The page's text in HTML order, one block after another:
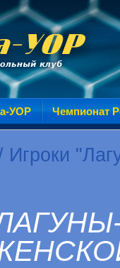
УОР Чемпионат
Игроки